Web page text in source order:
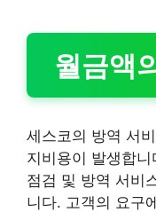
월금액
세스코의 방역 서
지비용이 발생합
점검 및 방역 서비
니다. 고객의 요구